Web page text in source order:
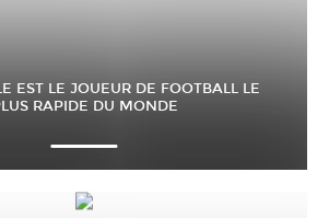
EST LE JOUEUR DE FOOTBALL LE
RAPIDE DU MONDE